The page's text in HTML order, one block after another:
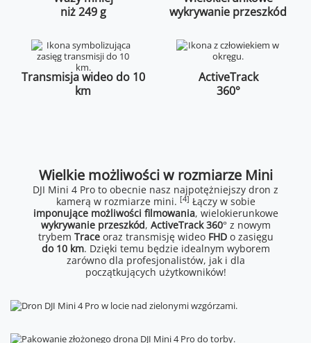
niż 249 g
wykrywanie przeszkód
Transmisja wideo do 10
km
ActiveTrack
360°
Wielkie możliwości w rozmiarze Mini
DJI Mini 4 Pro to obecnie nasz najpotężniejszy dron z
kamerą w rozmiarze mini. [4] Łączy w sobie
imponujące możliwości filmowania, wielokierunkowe
wykrywanie przeszkód, ActiveTrack 360° z nowym
trybem Trace oraz transmisję wideo FHD o zasięgu
do 10 km. Dzięki temu będzie idealnym wyborem
zarówno dla profesjonalistów, jak i dla
początkujących użytkowników!